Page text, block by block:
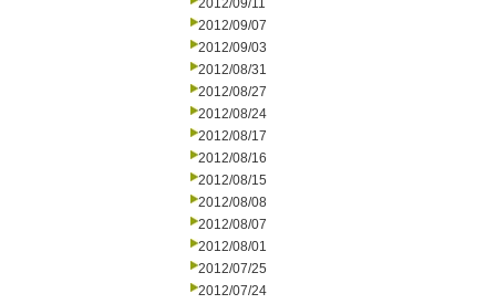
2012/09/11
2012/09/07
2012/09/03
2012/08/31
2012/08/27
2012/08/24
2012/08/17
2012/08/16
2012/08/15
2012/08/08
2012/08/07
2012/08/01
2012/07/25
2012/07/24